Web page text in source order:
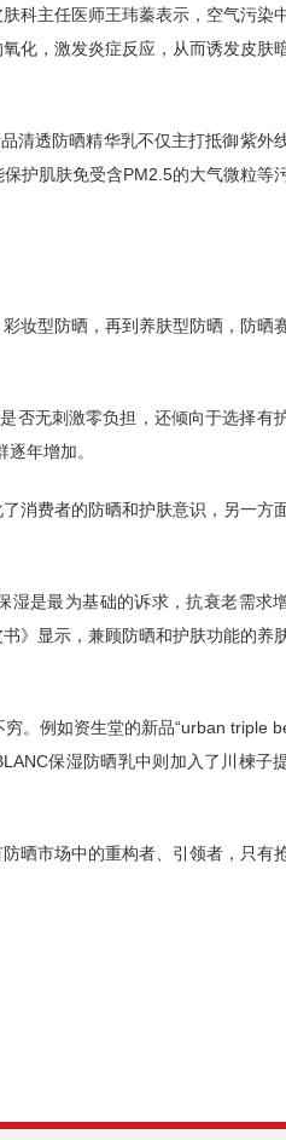
科主任医师王玮蓁表示，空气污染
化，激发炎症反应，从而诱发皮肤
清透防晒精华乳不仅主打抵御紫外
护肌肤免受含PM2.5的大气微粒等
妆型防晒，再到养肤型防晒，防晒
否无刺激零负担，还倾向于选择有
年增加。
消费者的防晒和护肤意识，另一方
湿是最为基础的诉求，抗衰老需求
》显示，兼顾防晒和护肤功能的养
。例如资生堂的新品“urban triple
保湿防晒乳中则加入了川楝子
晒市场中的重构者、引领者，只有